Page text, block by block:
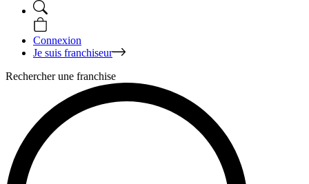
Connexion
Je suis franchiseur
Rechercher une franchise